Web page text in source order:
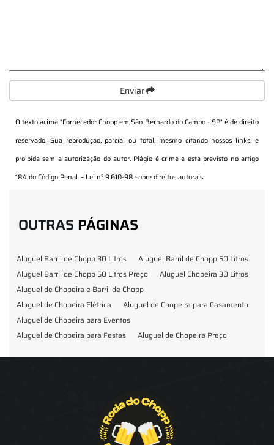
Enviar
O texto acima "Fornecedor Chopp em São Bernardo do Campo - SP" é de direito
reservado. Sua reprodução, parcial ou total, mesmo citando nossos links, é
proibida sem a autorização do autor. Plágio é crime e está previsto no artigo
184 do Código Penal. – Lei n° 9.610-98 sobre direitos autorais.
OUTRAS PÁGINAS
Aluguel Barril de Chopp 30 Litros
Aluguel Barril de Chopp 50 Litros
Aluguel Barril de Chopp 50 Litros Preço
Aluguel Chopeira 30 Litros
Aluguel de Chopeira e Barril de Chopp
Aluguel de Chopeira Elétrica
Aluguel de Chopeira para Casamento
Aluguel de Chopeira para Eventos
Aluguel de Chopeira para Festas
Aluguel de Chopeira Preço
Chopp Festas e Eventos
Chopp Pilsen
Fornecedor Barril de Chopp
Fornecedor de Barril de Chopp
Chopeira